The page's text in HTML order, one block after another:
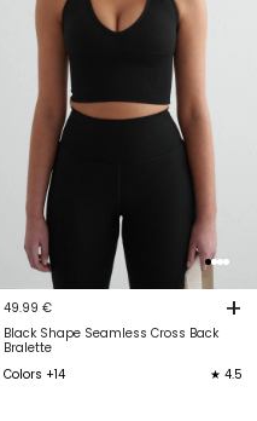
Black Shape Seamless Cross Back
Bralette
49.99 € +
Colors +14 ★ 4.5